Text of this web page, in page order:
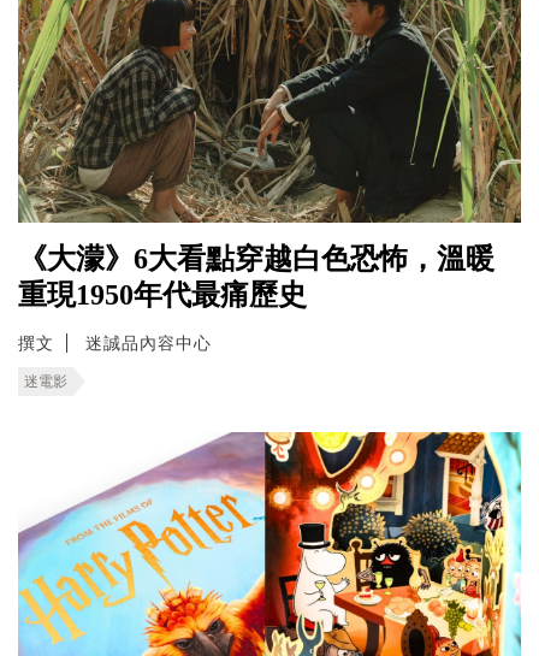
《大濛》6大看點穿越白色恐怖，溫暖
重現1950年代最痛歷史
撰文 迷誠品內容中心
迷電影